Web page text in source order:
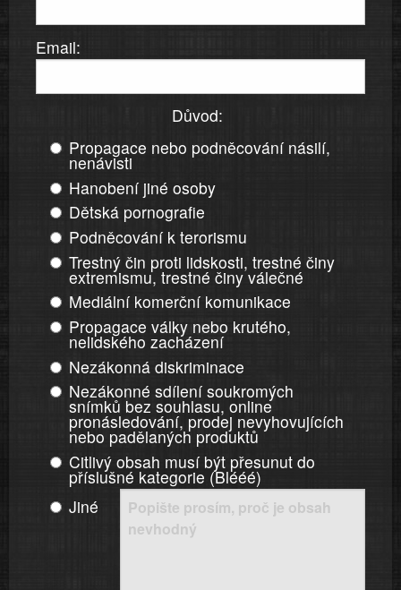
Email:
Důvod:
Propagace nebo podněcování násilí,
nenávisti
Hanobení jiné osoby
Dětská pornografie
Podněcování k terorismu
Trestný čin proti lidskosti, trestné činy
extremismu, trestné činy válečné
Mediální komerční komunikace
Propagace války nebo krutého,
nelidského zacházení
Nezákonná diskriminace
Nezákonné sdílení soukromých
snímků bez souhlasu, online
pronásledování, prodej nevyhovujících
nebo padělaných produktů
Citlivý obsah musí být přesunut do
příslušné kategorie (Blééé)
Jiné